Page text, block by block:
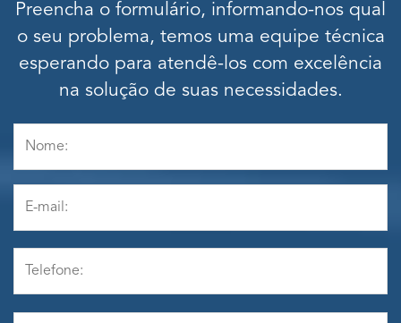
Preencha o formulário, informando-nos qual
o seu problema, temos uma equipe técnica
esperando para atendê-los com excelência
na solução de suas necessidades.